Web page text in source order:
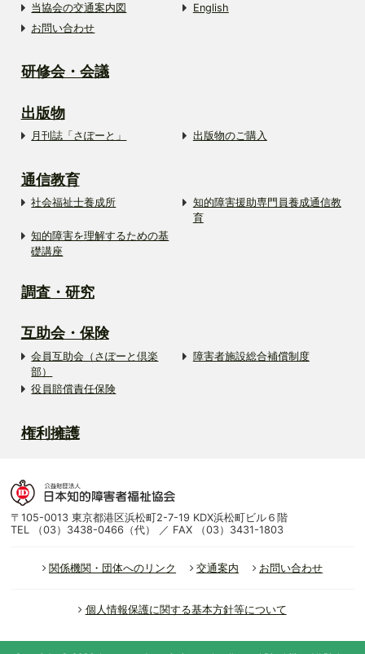
当協会の交通案内図
English
お問い合わせ
研修会・会議
出版物
月刊誌「さぽーと」 出版物のご購入
通信教育
社会福祉士養成所
知的障害援助専門員養成通信教
育
知的障害を理解するための基
礎講座
調査・研究
互助会・保険
会員互助会（さぽーと倶楽
部）
障害者施設総合補償制度
役員賠償責任保険
権利擁護
〒105-0013 東京都港区浜松町2-7-19 KDX浜松町ビル６階
TEL （03）3438-0466（代） ／ FAX （03）3431-1803
関係機関・団体へのリンク 交通案内 お問い合わせ
個人情報保護に関する基本方針等について